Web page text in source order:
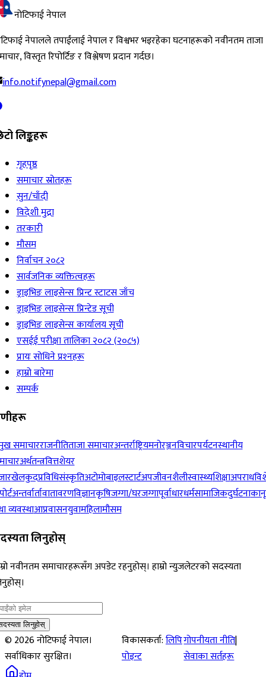
नोटिफाई नेपाल
नेपालले तपाईंलाई नेपाल र विश्वभर भइरहेका घटनाहरूको नवीनतम ताजा
विस्तृत रिपोर्टिङ र विश्लेषण प्रदान गर्दछ।
info.notifynepal@gmail.com
लिङ्कहरू
गृहपृष्ठ
समाचार स्रोतहरू
सुन/चाँदी
विदेशी मुद्रा
तरकारी
मौसम
निर्वाचन २०८२
सार्वजनिक व्यक्तित्वहरू
ड्राइभिङ लाइसेन्स प्रिन्ट स्टाटस जाँच
ड्राइभिङ लाइसेन्स प्रिन्टेड सूची
ड्राइभिङ लाइसेन्स कार्यालय सूची
एसईई परीक्षा तालिका २०८२ (२०८५)
प्रायः सोधिने प्रश्‍नहरू
हाम्रो बारेमा
सम्पर्क
समाचारराजनीतिताजा समाचारअन्तर्राष्ट्रियमनोरञ्जनविचारपर्यटनस्थानीय
अर्थतन्त्रवित्तशेयर
खेलकुदप्रविधिसंस्कृतिअटोमोबाइलस्टार्टअपजीवनशैलीस्वास्थ्यशिक्षाअपराध
अन्तर्वार्तावातावरणविज्ञानकृषिजग्गा/घरजग्गापूर्वाधारधर्मसामाजिकदुर्घटना
व्यवस्थाआप्रवासनयुवामहिलामौसम
लिनुहोस्
नवीनतम समाचारहरूसँग अपडेट रहनुहोस्। हाम्रो न्युजलेटरको सदस्यता
लिनुहोस्
©2026नोटिफाई नेपाल।
सर्वाधिकार सुरक्षित।
विकासकर्ता:लिपि
पोइन्ट
गोपनीयता नीति|
सेवाका सर्तहरू